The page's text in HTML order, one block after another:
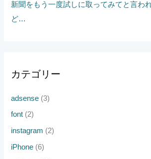
新聞をもう一度試しに取ってみてと言わ
ど…
カテゴリー
adsense (3)
font (2)
instagram (2)
iPhone (6)